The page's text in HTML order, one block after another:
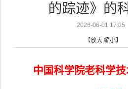
的踪迹》的
2026-06-01 17:05
【放大 缩小】
中国科学院老科学